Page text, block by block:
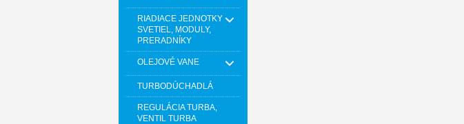
RIADIACE JEDNOTKY
SVETIEL, MODULY,
PRERADNÍKY
OLEJOVÉ VANE
TURBODÚCHADLÁ
REGULÁCIA TURBA,
VENTIL TURBA